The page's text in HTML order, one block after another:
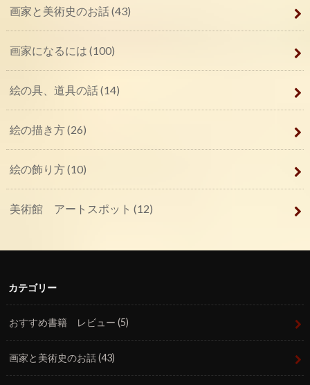
画家と美術史のお話(43)
画家になるには (100)
絵の具、道具の話(14)
絵の描き方(26)
絵の飾り方(10)
美術館 アートスポット (12)
カテゴリー
おすすめ書籍 レビュー(5)
画家と美術史のお話(43)